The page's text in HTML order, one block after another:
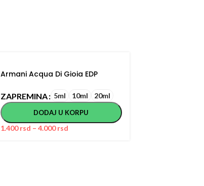
Armani Acqua Di Gioia EDP
ZAPREMINA 5ml 10ml 20ml
DODAJ U KORPU
1.400rsd – 4.000rsd